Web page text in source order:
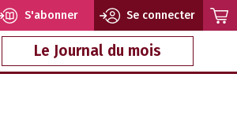
S'abonner Se connecter
Le Journal du mois